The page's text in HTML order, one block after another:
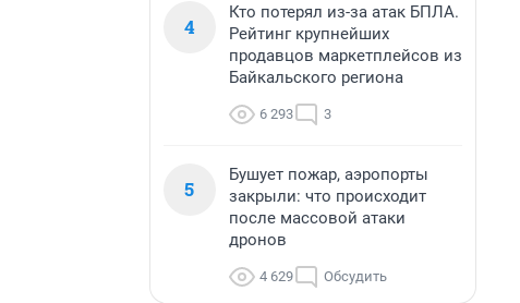
4
Кто потерял из-за атак БПЛА.
Рейтинг крупнейших
продавцов маркетплейсов из
Байкальского региона
6 293 3
5
Бушует пожар, аэропорты
закрыли: что происходит
после массовой атаки
дронов
4 629 Обсудить